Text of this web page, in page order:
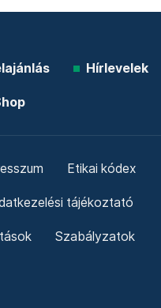
Hírlevelek
Etikai kódex
tájékoztató
Szabályzatok